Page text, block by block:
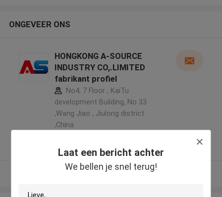
Laat een bericht achter
We bellen je snel terug!
ONGEVEER ONS
HONGKONG A-SOURCE
INDUSTRY CO,.LIMITED
fabrikant profiel
No4, 7 Floor , KaiTu
development Building, No 33
,Wang Jiao , Jiulong district
,China
Geverifieerde Leverancier
Bekijk meer